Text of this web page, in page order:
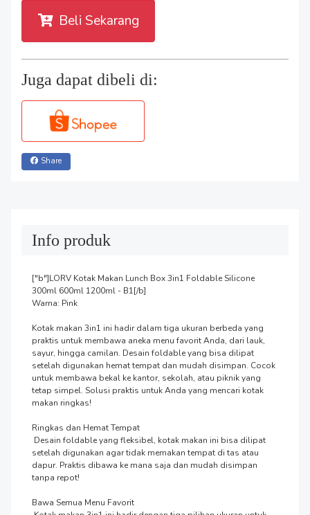
Beli Sekarang
Juga dapat dibeli di:
Share
Info produk
["b"]LORV Kotak Makan Lunch Box 3in1 Foldable Silicone
300ml 600ml 1200ml - B1[/b]
Warna: Pink
Kotak makan 3in1 ini hadir dalam tiga ukuran berbeda yang
praktis untuk membawa aneka menu favorit Anda, dari lauk,
sayur, hingga camilan. Desain foldable yang bisa dilipat
setelah digunakan hemat tempat dan mudah disimpan. Cocok
untuk membawa bekal ke kantor, sekolah, atau piknik yang
tetap simpel. Solusi praktis untuk Anda yang mencari kotak
makan ringkas!
Ringkas dan Hemat Tempat
setelah digunakan agar tidak memakan tempat di tas atau
dapur. Praktis dibawa ke mana saja dan mudah disimpan
tanpa repot!
Bawa Semua Menu Favorit